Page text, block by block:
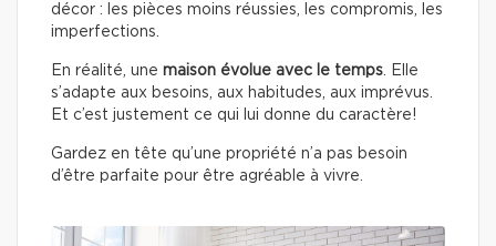
décor : les pièces moins réussies, les compromis, les
imperfections.
En réalité, une maison évolue avec le temps . Elle
s’adapte aux besoins, aux habitudes, aux imprévus.
Et c’est justement ce qui lui donne du caractère!
Gardez en tête qu’une propriété n’a pas besoin
d’être parfaite pour être agréable à vivre.